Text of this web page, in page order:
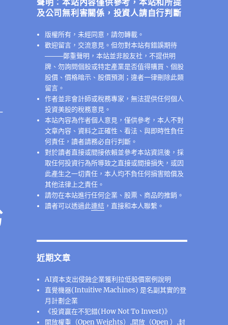
聲明：本站內容僅供參考，本站和所提
及公司無利害關係，投資人請自行判斷
版權所有，未經同意，請勿轉載。
歡迎留言，交流意見。但勿對本站有錯誤期待
────鄭重聲明，本站並非股友社，不提供明
牌、勿詢問個股或特定產業是否值得購買、個股
股價、價格暗示、股價預測；違者一律刪除此類
留言。
作者並非會計師或稅務專家，無法提供任何個人
投資美股的稅務意見。
本站內容為作者個人意見，僅供參考，本人不對
文章內容、資料之正確性、看法、與即時性負任
何責任，讀者請務必自行判斷。
對於讀者直接或間接依賴並參考本站資訊後，採
取任何投資行為所導致之直接或間接損失，或因
此產生之一切責任，本人均不負任何損害賠償及
其他法律上之責任。
請勿在本站進行任何企業、股票、商品的推銷。
讀者可以透過此連結 ，直接和本人聯繫。
近期文章
AI資本支出侵蝕企業獲利拉低股價案例說明
直覺機器(Intuitive Machines) 是名副其實的登
月計劃企業
《投資贏在不犯錯(How Not To Invest)》
開放權重（Open Weights）,開放（Open ）,封